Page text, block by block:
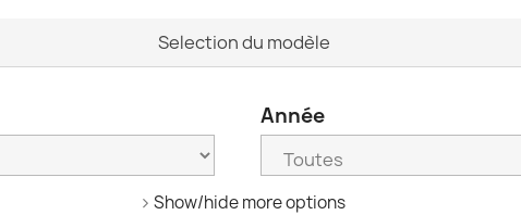
Selection du modèle
Année
Show/hide more options